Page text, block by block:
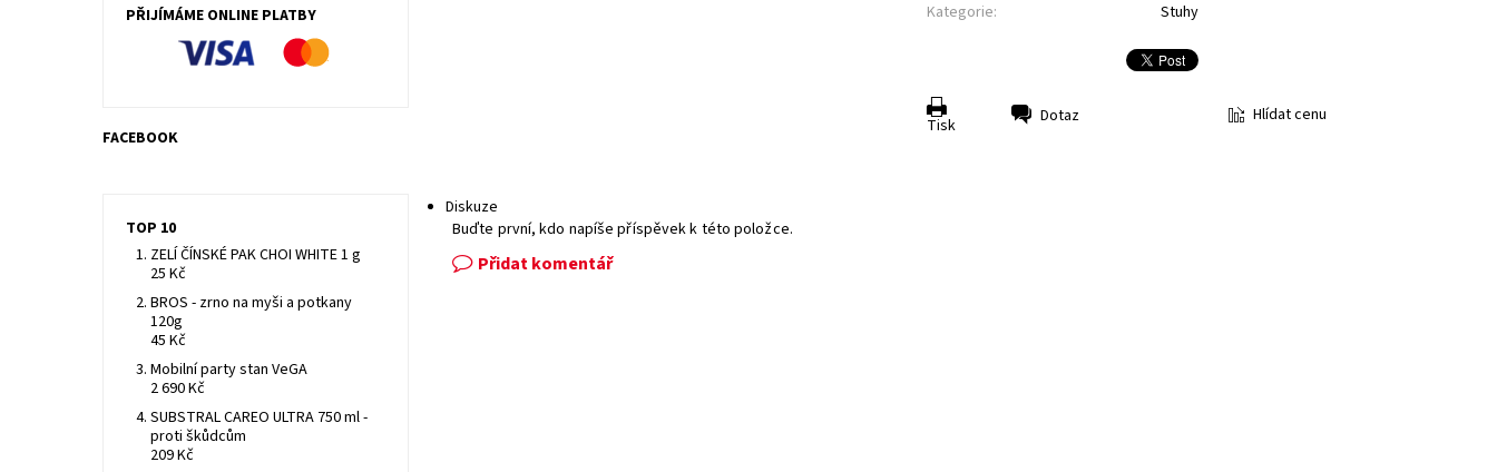
Kategorie: Stuhy
Tisk Dotaz Hlídat cenu
Diskuze
Buďte první, kdo napíše příspěvek k této položce.
Přidat komentář
PŘIJÍMÁME ONLINE PLATBY
FACEBOOK
TOP 10
ZELÍ ČÍNSKÉ PAK CHOI WHITE 1 g
25 Kč
BROS - zrno na myši a potkany
120g
45 Kč
Mobilní party stan VeGA
2 690 Kč
SUBSTRAL CAREO ULTRA 750 ml -
proti škůdcům
209 Kč